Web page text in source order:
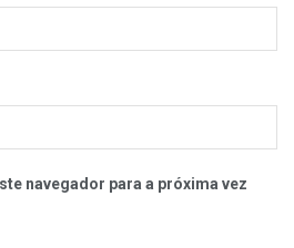
navegador para a próxima vez